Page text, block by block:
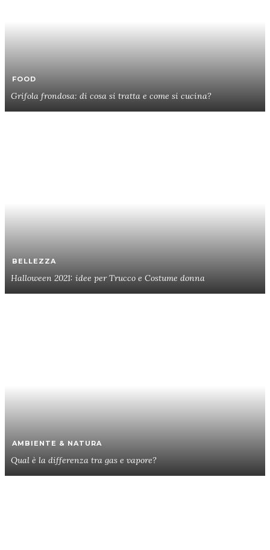
FOOD
Grifola frondosa: di cosa si tratta e come si cucina?
BELLEZZA
Halloween 2021: idee per Trucco e Costume donna
AMBIENTE & NATURA
Qual è la differenza tra gas e vapore?